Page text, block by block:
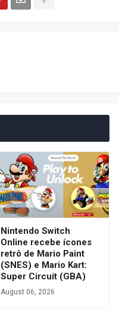
Nintendo Switch
Online recebe ícones
retrô de Mario Paint
(SNES) e Mario Kart:
Super Circuit (GBA)
August 06, 2026